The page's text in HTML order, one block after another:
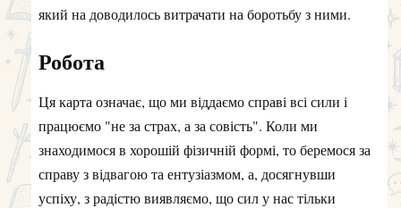
який на доводилось витрачати на боротьбу з ними.
Робота
Ця карта означає, що ми віддаємо справі всі сили і
працюємо "не за страх, а за совість". Коли ми
знаходимося в хорошій фізичній формі, то беремося за
справу з відвагою та ентузіазмом, а, досягнувши
успіху, з радістю виявляємо, що сил у нас тільки